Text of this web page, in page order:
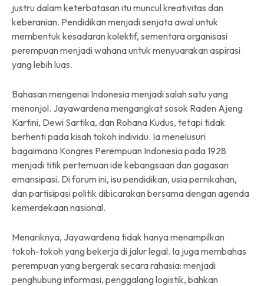
justru dalam keterbatasan itu muncul kreativitas dan
keberanian. Pendidikan menjadi senjata awal untuk
membentuk kesadaran kolektif, sementara organisasi
perempuan menjadi wahana untuk menyuarakan aspirasi
yang lebih luas.
Bahasan mengenai Indonesia menjadi salah satu yang
menonjol. Jayawardena mengangkat sosok Raden Ajeng
Kartini, Dewi Sartika, dan Rohana Kudus, tetapi tidak
berhenti pada kisah tokoh individu. Ia menelusuri
bagaimana Kongres Perempuan Indonesia pada 1928
menjadi titik pertemuan ide kebangsaan dan gagasan
emansipasi. Di forum ini, isu pendidikan, usia pernikahan,
dan partisipasi politik dibicarakan bersama dengan agenda
kemerdekaan nasional.
Menariknya, Jayawardena tidak hanya menampilkan
tokoh-tokoh yang bekerja di jalur legal. Ia juga membahas
perempuan yang bergerak secara rahasia: menjadi
penghubung informasi, penggalang logistik, bahkan